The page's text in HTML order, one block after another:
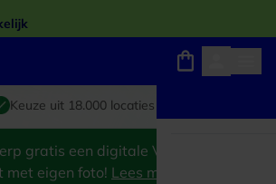
Giftcard van het jaar 2026
Keuze uit 18.000 locaties
Winkels, webshops en uitjes
gratis een digitale VVV
met eigen foto! Lees meer